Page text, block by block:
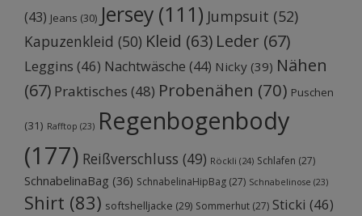
(43) Jeans (30) Jersey (111) Jumpsuit (52)
Kapuzenkleid (50) Kleid (63) Leder (67)
Leggins (46) Nachtwäsche (44) Nicky (39) Nähen
(67) Praktisches (48) Probenähen (70) Puschen
(31) Rafftop (23) Regenbogenbody
(177) Reißverschluss (49) Röckli (24) Schlafen (27)
SchnabelinaBag (36) SchnabelinaHipBag (27) Schnabelinose (23)
Shirt (83) softshelljacke (29) Sommerhut (27) Sticki (46)